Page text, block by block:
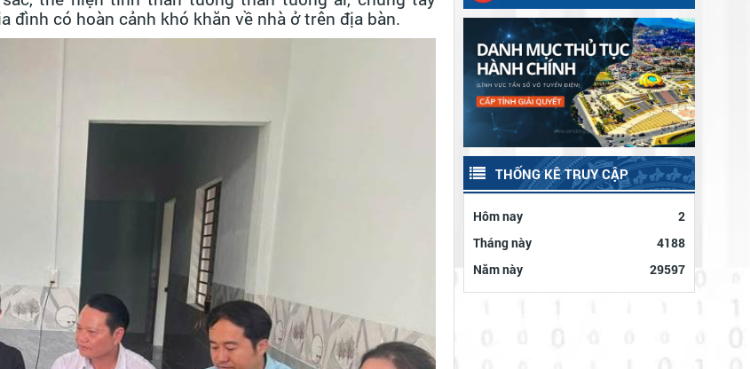
đình có hoàn cảnh khó khăn về nhà ở trên địa bàn.
THỐNG KÊ TRUY CẬP
Hôm nay
2
Tháng này
4188
Năm này
29597